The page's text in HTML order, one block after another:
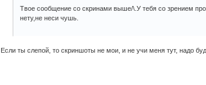
Твое сообщение со скринами выше/\.У тебя со зрением
нету,не неси чушь.
Если ты слепой, то скриншоты не мои, и не учи меня тут, надо